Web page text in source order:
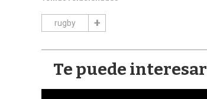
rugby
Te puede interesar